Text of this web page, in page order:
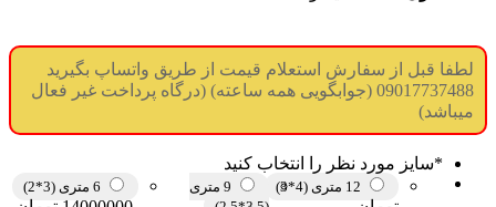
لطفا قبل از سفارش استعلام قیمت از طریق واتساپ بگیرید
09017737488 (جوابگویی همه ساعته) (درگاه پرداخت غیر فعال
میباشد)
*سایز مورد نظر را انتخاب کنید
12 متری (4*3)
9 متری
6 متری (3*2)